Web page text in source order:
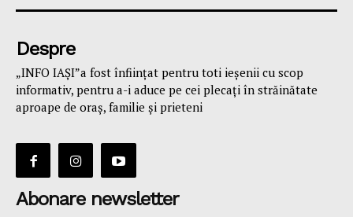
Despre
„INFO IAȘI”a fost înfiinţat pentru toti ieşenii cu scop
informativ, pentru a-i aduce pe cei plecaţi în străinătate
aproape de oraş, familie și prieteni
Abonare newsletter